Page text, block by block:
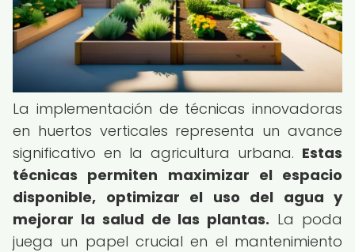
La implementación de técnicas innovadoras
en huertos verticales representa un avance
significativo en la agricultura urbana. Estas
técnicas permiten maximizar el espacio
disponible, optimizar el uso del agua y
mejorar la salud de las plantas. La poda
juega un papel crucial en el mantenimiento